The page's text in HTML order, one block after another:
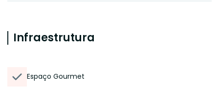
Infraestrutura
Espaço Gourmet